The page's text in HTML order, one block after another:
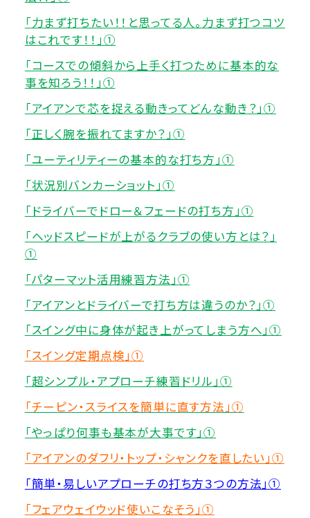
「力まず打ちたい！！と思ってる人。力まず打つコツ
はこれです！！」①
「コースでの傾斜から上手く打つために基本的な
事を知ろう！！」①
「アイアンで芯を捉える動きってどんな動き？」①
「正しく腕を振れてますか？」①
「ユーティリティーの基本的な打ち方」①
「状況別バンカーショット」①
「ドライバーでドロー＆フェードの打ち方」①
「ヘッドスピードが上がるクラブの使い方とは？」
①
「パターマット活用練習方法」①
「アイアンとドライバーで打ち方は違うのか？」①
「スイング中に身体が起き上がってしまう方へ」①
「スイング定期点検」①
「超シンプル・アプローチ練習ドリル」①
「チーピン・スライスを簡単に直す方法」①
「やっぱり何事も基本が大事です」①
「アイアンのダフリ・トップ・シャンクを直したい」①
「簡単・易しいアプローチの打ち方３つの方法」①
「フェアウェイウッド使いこなそう」①